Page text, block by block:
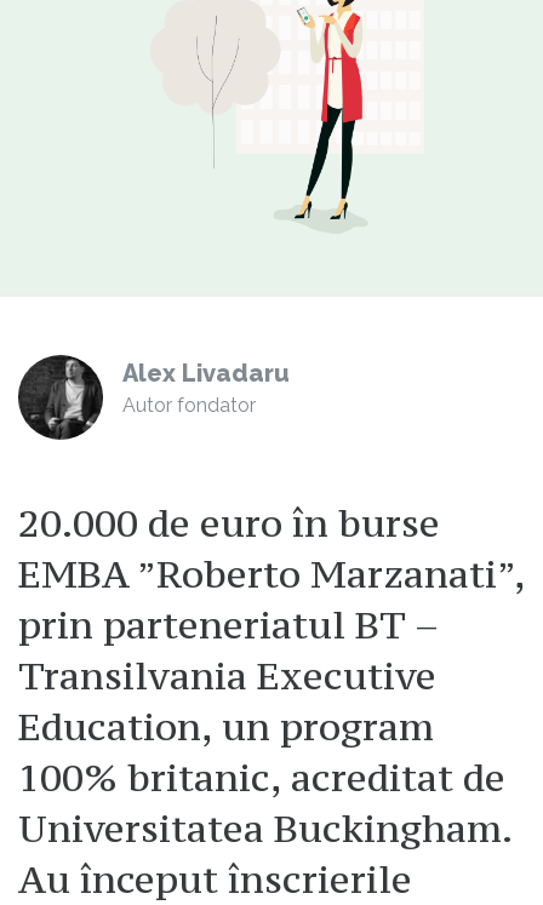
Alex Livadaru
Autor fondator
20.000 de euro în burse
EMBA ”Roberto Marzanati”,
prin parteneriatul BT –
Transilvania Executive
Education, un program
100% britanic, acreditat de
Universitatea Buckingham.
Au început înscrierile